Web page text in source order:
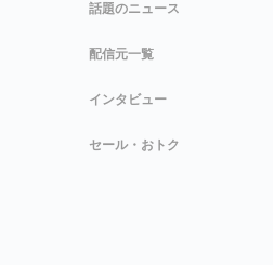
話題のニュース
配信元一覧
インタビュー
セール・おトク